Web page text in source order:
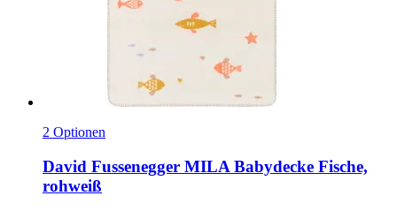
2 Optionen
David Fussenegger MILA Babydecke Fische,
rohweiß